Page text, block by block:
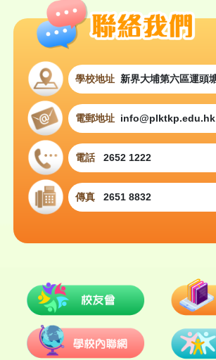
學校地址 新界大埔第六區運頭
電郵地址 info@plktkp.edu.hk
電話 2652 1222
傳真 2651 8832